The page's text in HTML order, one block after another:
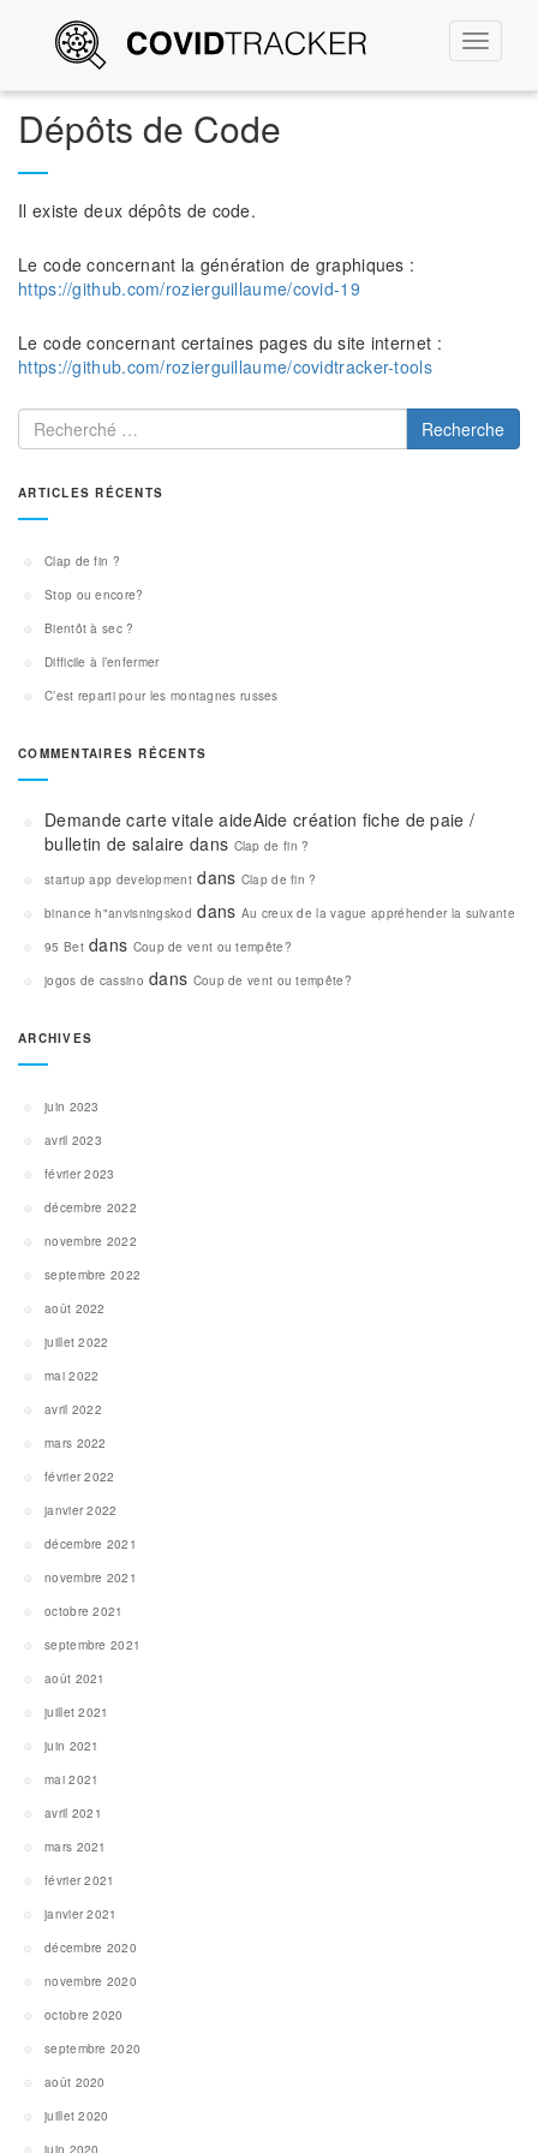
la
Dépôts de Code
Il existe deux dépôts de code.
Le code concernant la génération de graphiques :
https://github.com/rozierguillaume/covid-19
Le code concernant certaines pages du site internet :
https://github.com/rozierguillaume/covidtracker-tools
Recherche
ARTICLES RÉCENTS
Clap de fin ?
Stop ou encore?
Bientôt à sec ?
Difficile à l’enfermer
C’est reparti pour les montagnes russes
COMMENTAIRES RÉCENTS
Demande carte vitale aideAide création fiche de paie /
bulletin de salaire dans Clap de fin ?
startup app developmentdans Clap de fin ?
binance h"anvisningskod dans Au creux de la vague appréhender la suivante
95 Betdans Coup de vent ou tempête?
jogos de cassino dans Coup de vent ou tempête?
ARCHIVES
juin 2023
avril 2023
février 2023
décembre 2022
novembre 2022
septembre 2022
août 2022
juillet 2022
mai 2022
avril 2022
mars 2022
février 2022
janvier 2022
décembre 2021
novembre 2021
octobre 2021
septembre 2021
août 2021
juillet 2021
juin 2021
mai 2021
avril 2021
mars 2021
février 2021
janvier 2021
décembre 2020
novembre 2020
octobre 2020
septembre 2020
août 2020
juillet 2020
juin 2020